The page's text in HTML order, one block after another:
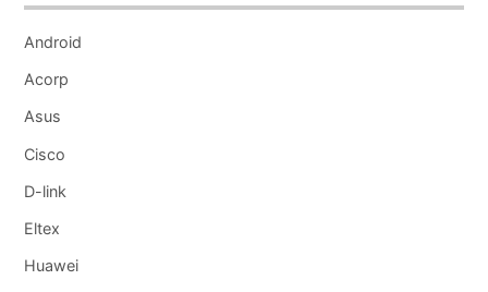
Android
Acorp
Asus
Cisco
D-link
Eltex
Huawei